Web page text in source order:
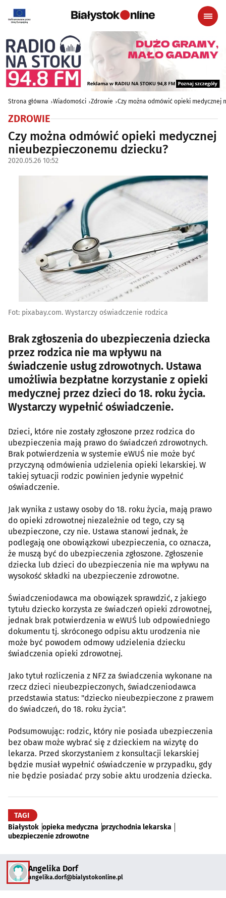
Strona główna Wiadomości Zdrowie Czy można odmówić opieki medycznej
ZDROWIE
Czy można odmówić opieki medycznej
nieubezpieczonemu dziecku?
2020.05.26 10:52
Fot: pixabay.com. Wystarczy oświadczenie rodzica
Brak zgłoszenia do ubezpieczenia dziecka
przez rodzica nie ma wpływu na
świadczenie usług zdrowotnych. Ustawa
umożliwia bezpłatne korzystanie z opieki
medycznej przez dzieci do 18. roku życia.
Wystarczy wypełnić oświadczenie.
Dzieci, które nie zostały zgłoszone przez rodzica do
ubezpieczenia mają prawo do świadczeń zdrowotnych.
Brak potwierdzenia w systemie eWUŚ nie może być
przyczyną odmówienia udzielenia opieki lekarskiej. W
takiej sytuacji rodzic powinien jedynie wypełnić
oświadczenie.
Jak wynika z ustawy osoby do 18. roku życia, mają prawo
do opieki zdrowotnej niezależnie od tego, czy są
ubezpieczone, czy nie. Ustawa stanowi jednak, że
podlegają one obowiązkowi ubezpieczenia, co oznacza,
że muszą być do ubezpieczenia zgłoszone. Zgłoszenie
dziecka lub dzieci do ubezpieczenia nie ma wpływu na
wysokość składki na ubezpieczenie zdrowotne.
Świadczeniodawca ma obowiązek sprawdzić, z jakiego
tytułu dziecko korzysta ze świadczeń opieki zdrowotnej,
jednak brak potwierdzenia w eWUŚ lub odpowiedniego
dokumentu tj. skróconego odpisu aktu urodzenia nie
może być powodem odmowy udzielenia dziecku
świadczenia opieki zdrowotnej.
Jako tytuł rozliczenia z NFZ za świadczenia wykonane na
rzecz dzieci nieubezpieczonych, świadczeniodawca
przedstawia status: "dziecko nieubezpieczone z prawem
do świadczeń, do 18. roku życia".
Podsumowując: rodzic, który nie posiada ubezpieczenia
bez obaw może wybrać się z dzieckiem na wizytę do
lekarza. Przed skorzystaniem z konsultacji lekarskiej
będzie musiał wypełnić oświadczenie w przypadku, gdy
nie będzie posiadać przy sobie aktu urodzenia dziecka.
TAGI
Białystok opieka medyczna przychodnia lekarska
ubezpieczenie zdrowotne
Angelika Dorf
angelika.dorf@bialystokonline.pl